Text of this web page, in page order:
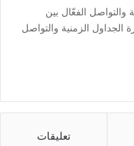
والتواصل الفعّال بين
الجداول الزمنية والتواصل
تعليقات